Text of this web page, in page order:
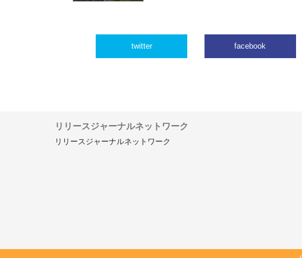
twitter facebook
リリースジャーナルネットワーク
リリースジャーナルネットワーク